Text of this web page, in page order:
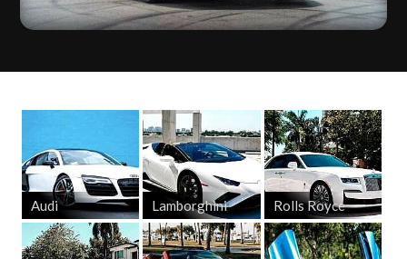
Audi Lamborghini Rolls Royce